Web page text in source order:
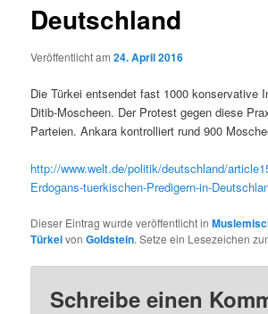
Deutschland
Veröffentlicht am24. April 2016
Die Türkei entsendet fast 1000 konservative
Ditib-Moscheen. Der Protest gegen diese
Parteien. Ankara kontrolliert rund 900
http://www.welt.de/politik/deutschland/
Erdogans-tuerkischen-Predigern-in-
Dieser Eintrag wurde veröffentlicht in
TürkeivonGoldstein. Setze ein Lesezeichen
Schreibe einen